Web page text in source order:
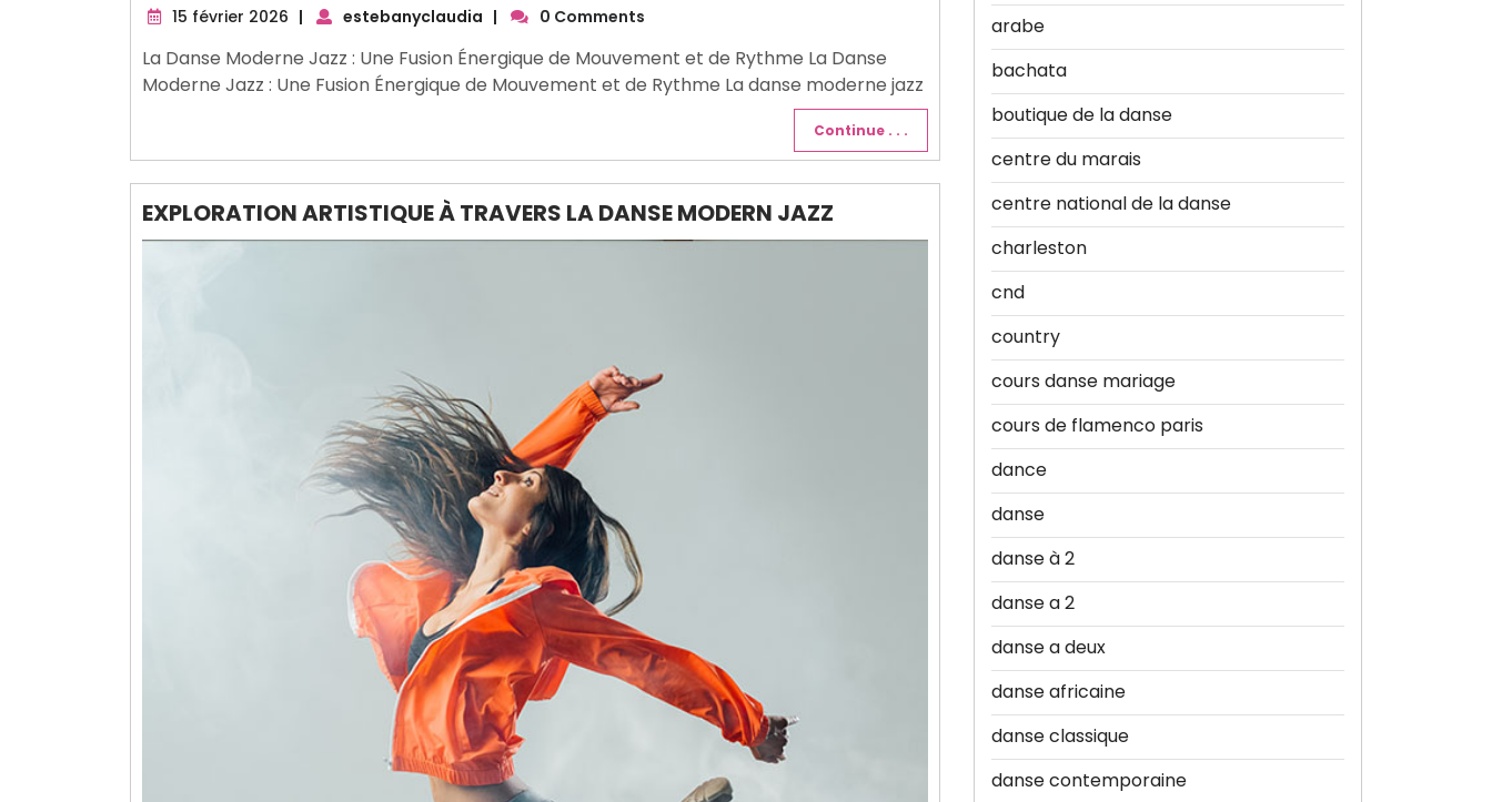
15 février 2026 15
2026
| estebanyclaudia | 0 Comments
La Danse Moderne Jazz : Une Fusion Énergique de Mouvement et de Rythme La Danse
Moderne Jazz : Une Fusion Énergique de Mouvement et de Rythme La danse moderne jazz
Continue . . .
EXPLORATION ARTISTIQUE À TRAVERS LA DANSE MODERN JAZZ
arabe
bachata
boutique de la danse
centre du marais
centre national de la danse
charleston
cnd
country
cours danse mariage
cours de flamenco paris
dance
danse
danse à 2
danse a 2
danse a deux
danse africaine
danse classique
danse contemporaine